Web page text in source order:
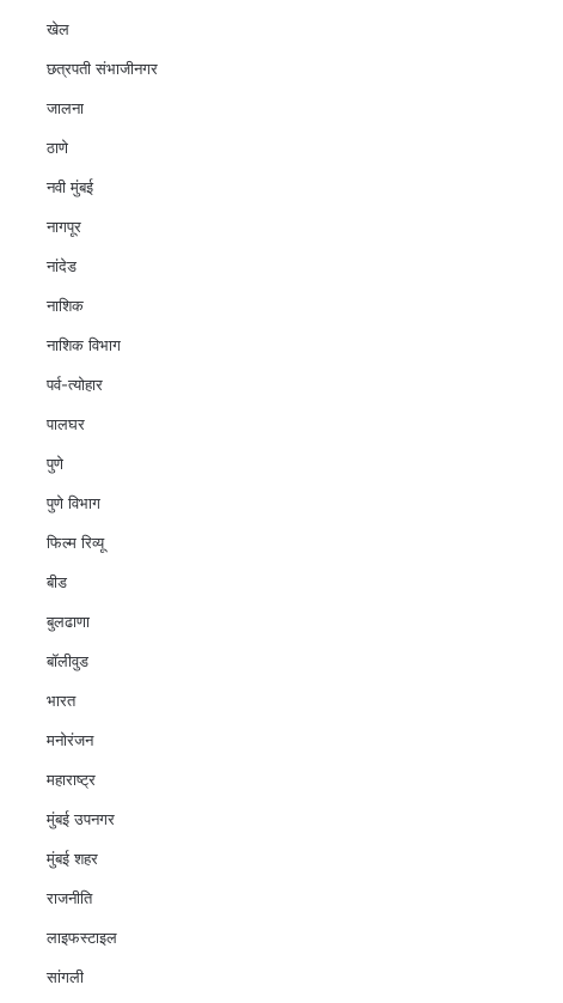
खेल
छत्रपती संभाजीनगर
जालना
ठाणे
नवी मुंबई
नागपूर
नांदेड
नाशिक
नाशिक विभाग
पर्व-त्योहार
पालघर
पुणे
पुणे विभाग
फिल्म रिव्यू
बीड
बुलढाणा
बॉलीवुड
भारत
मनोरंजन
महाराष्ट्र
मुंबई उपनगर
मुंबई शहर
राजनीति
लाइफस्टाइल
सांगली